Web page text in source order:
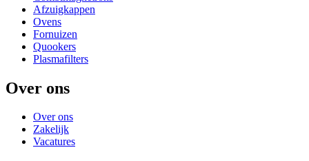
Afzuigkappen
Ovens
Fornuizen
Quookers
Plasmafilters
Over ons
Over ons
Zakelijk
Vacatures